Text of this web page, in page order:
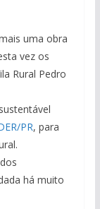
uma obra
vez os
Rural Pedro
PR, para
há muito